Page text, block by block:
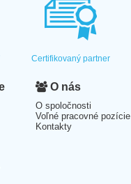
Certifikovaný partner
O nás
O spoločnosti
Voľné pracovné pozície
Kontakty